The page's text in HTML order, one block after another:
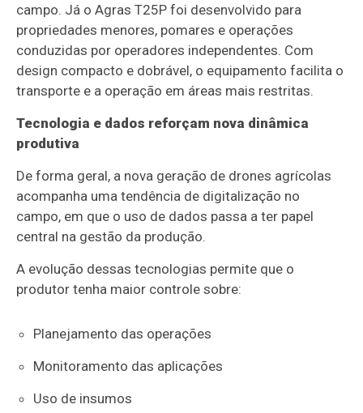
campo. Já o Agras T25P foi desenvolvido para
propriedades menores, pomares e operações
conduzidas por operadores independentes. Com
design compacto e dobrável, o equipamento facilita o
transporte e a operação em áreas mais restritas.
Tecnologia e dados reforçam nova dinâmica
produtiva
De forma geral, a nova geração de drones agrícolas
acompanha uma tendência de digitalização no
campo, em que o uso de dados passa a ter papel
central na gestão da produção.
A evolução dessas tecnologias permite que o
produtor tenha maior controle sobre:
Planejamento das operações
Monitoramento das aplicações
Uso de insumos